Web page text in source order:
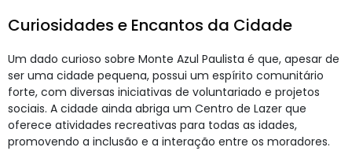
Curiosidades e Encantos da Cidade
Um dado curioso sobre Monte Azul Paulista é que, apesar de
ser uma cidade pequena, possui um espírito comunitário
forte, com diversas iniciativas de voluntariado e projetos
sociais. A cidade ainda abriga um Centro de Lazer que
oferece atividades recreativas para todas as idades,
promovendo a inclusão e a interação entre os moradores.